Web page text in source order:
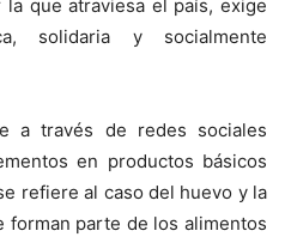
que atraviesa el país, exige
solidaria y socialmente
a través de redes sociales
en productos básicos
refiere al caso del huevo y la
parte de los alimentos